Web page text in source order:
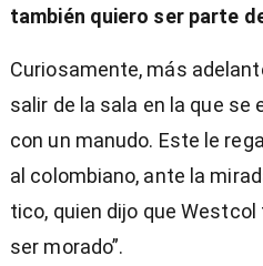
también quiero ser parte
Curiosamente, más
salir de la sala en la que se
con un manudo. Este le
al colombiano, ante la
tico, quien dijo que
ser morado”.